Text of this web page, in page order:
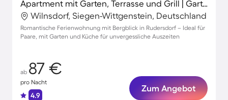
Apartment mit Garten, Terrasse und Grill | Gartenblick
Wilnsdorf, Siegen-Wittgenstein, Deutschland
Romantische Ferienwohnung mit Bergblick in Rudersdorf – Ideal für
Paare, mit Garten und Küche für unvergessliche Auszeiten
ab 87 €
pro Nacht
4.9
Zum Angebot